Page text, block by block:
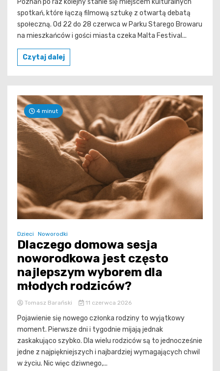
Poznań po raz kolejny stanie się miejscem kulturalnych
spotkań, które łączą filmową sztukę z otwartą debatą
społeczną. Od 22 do 28 czerwca w Parku Starego Browaru
na mieszkańców i gości miasta czeka Malta Festival...
Czytaj dalej
4 minut
Dzieci Noworodki
Dlaczego domowa sesja
noworodkowa jest często
najlepszym wyborem dla
młodych rodziców?
Tomasz Barański 11 czerwca 2026
Pojawienie się nowego członka rodziny to wyjątkowy
moment. Pierwsze dni i tygodnie mijają jednak
zaskakująco szybko. Dla wielu rodziców są to jednocześnie
jedne z najpiękniejszych i najbardziej wymagających chwil
w życiu. Nic więc dziwnego,...